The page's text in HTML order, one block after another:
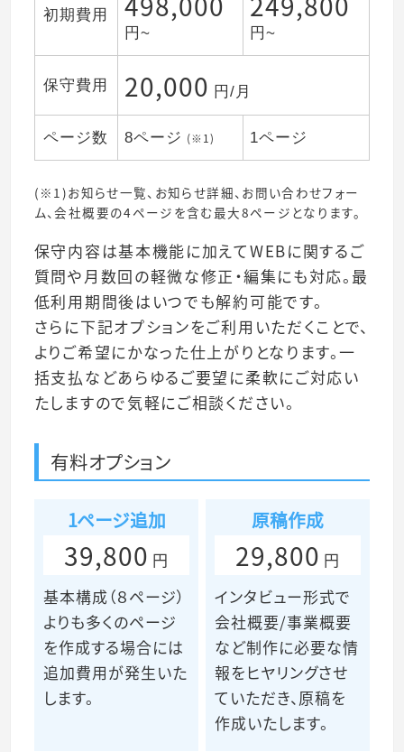
初期費用
円~ 円~
保守費用 20,000 円/月
ページ数 8ページ (※1) 1ページ
(※1)お知らせ一覧、お知らせ詳細、お問い合わせフォー
ム、会社概要の4ページを含む最大8ページとなります。
保守内容は基本機能に加えてWEBに関するご
質問や月数回の軽微な修正・編集にも対応。最
低利用期間後はいつでも解約可能です。
さらに下記オプションをご利用いただくことで、
よりご希望にかなった仕上がりとなります。一
括支払などあらゆるご要望に柔軟にご対応い
たしますので気軽にご相談ください。
有料オプション
1ページ追加
39,800 円
基本構成（８ページ）
よりも多くのページ
を作成する場合には
追加費用が発生いた
します。
原稿作成
29,800 円
インタビュー形式で
会社概要/事業概要
など制作に必要な情
報をヒヤリングさせ
ていただき、原稿を
作成いたします。